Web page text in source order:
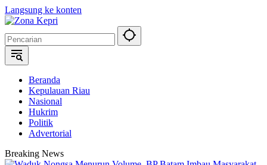
Langsung ke konten
Beranda
Kepulauan Riau
Nasional
Hukrim
Politik
Advertorial
Breaking News